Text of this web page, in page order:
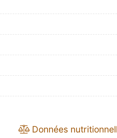
Données